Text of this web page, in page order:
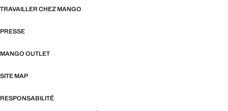
TRAVAILLER CHEZ MANGO
PRESSE
MANGO OUTLET
SITE MAP
RESPONSABILITÉ